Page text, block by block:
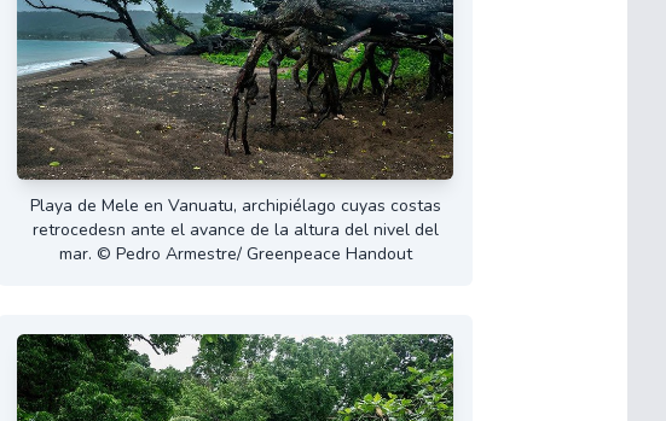
Playa de Mele en Vanuatu, archipiélago cuyas costas
retrocedesn ante el avance de la altura del nivel del
mar. © Pedro Armestre/ Greenpeace Handout